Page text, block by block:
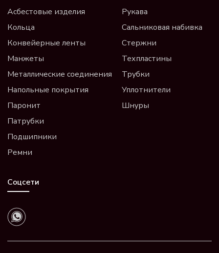
Асбестовые изделия
Кольца
Конвейерные ленты
Манжеты
Металлические соединения
Напольные покрытия
Паронит
Патрубки
Подшипники
Ремни
Рукава
Сальниковая набивка
Стержни
Техпластины
Трубки
Уплотнители
Шнуры
Соцсети